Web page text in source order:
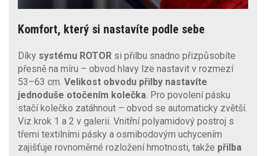
Komfort, který si nastavíte podle sebe
Díky systému ROTOR si přilbu snadno přizpůsobíte
přesně na míru – obvod hlavy lze nastavit v rozmezí
53–63 cm. Velikost obvodu přilby nastavíte
jednoduše otočením kolečka. Pro povolení pásku
stačí kolečko zatáhnout – obvod se automaticky zvětší.
Viz krok 1 a 2 v galerii. Vnitřní polyamidový postroj s
třemi textilními pásky a osmibodovým uchycením
zajišťuje rovnoměrné rozložení hmotnosti, takže přilba